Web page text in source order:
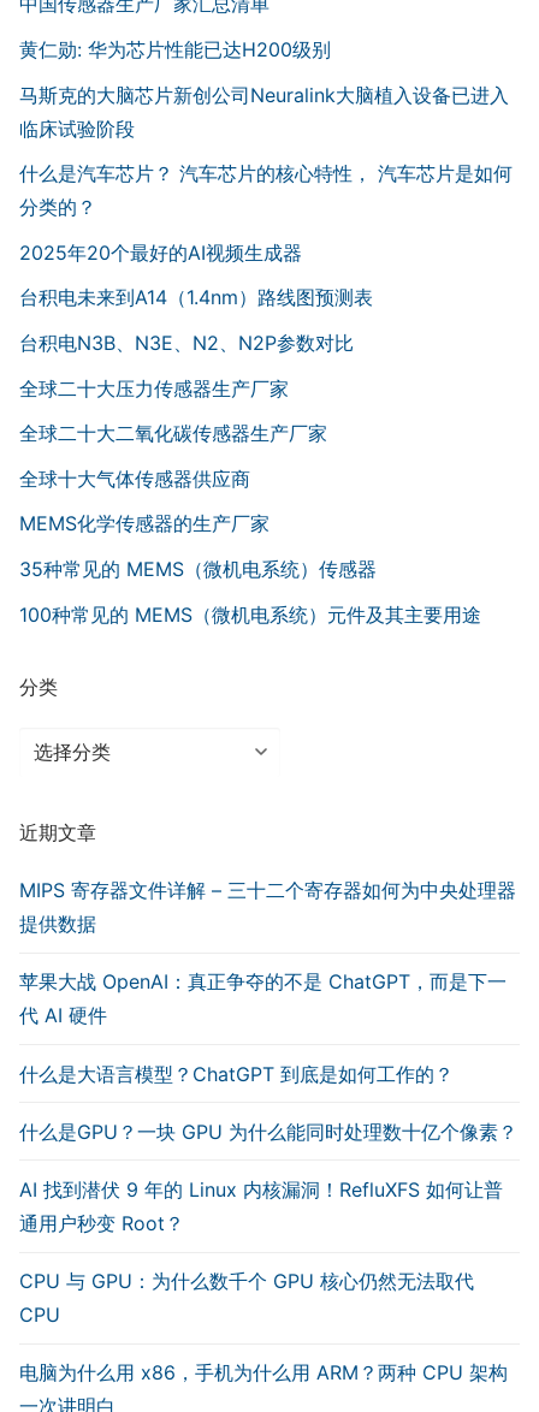
黄仁勋: 华为芯片性能已达H200级别
马斯克的大脑芯片新创公司Neuralink大脑植入设备已进入
临床试验阶段
什么是汽车芯片？ 汽车芯片的核心特性， 汽车芯片是如何
分类的？
2025年20个最好的AI视频生成器
台积电未来到A14（1.4nm）路线图预测表
台积电N3B、N3E、N2、N2P参数对比
全球二十大压力传感器生产厂家
全球二十大二氧化碳传感器生产厂家
全球十大气体传感器供应商
MEMS化学传感器的生产厂家
35种常见的 MEMS（微机电系统）传感器
100种常见的 MEMS（微机电系统）元件及其主要用途
分类
分
近期文章
MIPS 寄存器文件详解 – 三十二个寄存器如何为中央处理器
提供数据
苹果大战 OpenAI：真正争夺的不是 ChatGPT，而是下一
代 AI 硬件
什么是大语言模型？ChatGPT 到底是如何工作的？
什么是GPU？一块 GPU 为什么能同时处理数十亿个像素？
AI 找到潜伏 9 年的 Linux 内核漏洞！RefluXFS 如何让普
通用户秒变 Root？
CPU 与 GPU：为什么数千个 GPU 核心仍然无法取代
CPU
电脑为什么用 x86，手机为什么用 ARM？两种 CPU 架构
一次讲明白